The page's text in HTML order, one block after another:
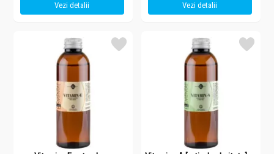
Vezi detalii Vezi detalii